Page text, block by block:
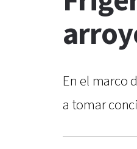
En el marco
a tomar